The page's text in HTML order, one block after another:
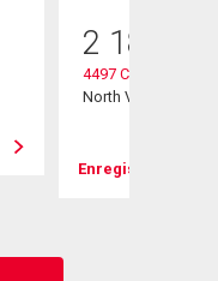
2 188
4497 Canterbury
North Vancouver,
Enregistrer